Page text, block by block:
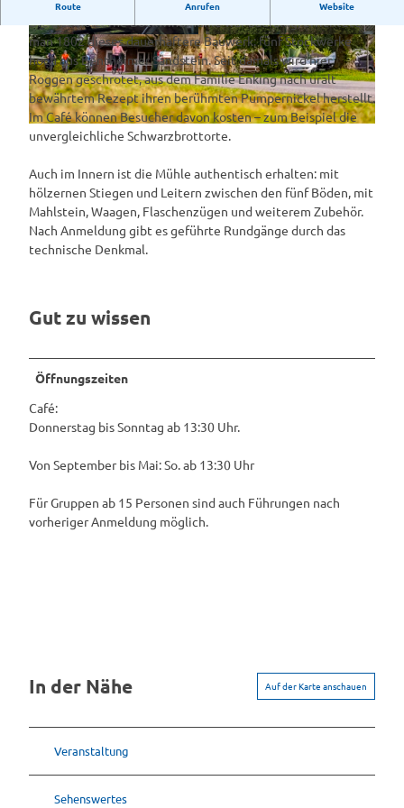
© www.schoening-fotodesign.de, Schöning Fotodesign Inh. Tim Heinrich
E
n
k
i
n
g
s
M
ü
h
l
© Martina Alfers
Route Anrufen Website
Die alte hölzerne Bockwindmühle war baufällig, errichtete
man 1802 dieses dauerhaftere Bauwerk: fünf Stockwerke
hoch aus Bentheimer Sandstein. Seit damals wird hier
Roggen geschrotet, aus dem Familie Enking nach uralt
bewährtem Rezept ihren berühmten Pumpernickel herstellt.
Im Café können Besucher davon kosten – zum Beispiel die
unvergleichliche Schwarzbrottorte.
Auch im Innern ist die Mühle authentisch erhalten: mit
hölzernen Stiegen und Leitern zwischen den fünf Böden, mit
Mahlstein, Waagen, Flaschenzügen und weiterem Zubehör.
Nach Anmeldung gibt es geführte Rundgänge durch das
technische Denkmal.
Gut zu wissen
Öffnungszeiten
Café:
Donnerstag bis Sonntag ab 13:30 Uhr.
Von September bis Mai: So. ab 13:30 Uhr
Für Gruppen ab 15 Personen sind auch Führungen nach
vorheriger Anmeldung möglich.
In der Nähe Auf der Karte anschauen
Veranstaltung
Sehenswertes